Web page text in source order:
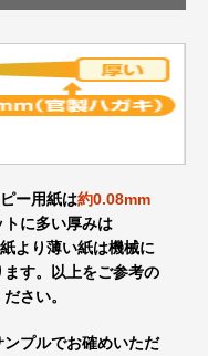
ー用紙は約0.08mm
に多い厚みは
より薄い紙は機械に
す。以上をご参考の
さい。
プルでお確めいただ